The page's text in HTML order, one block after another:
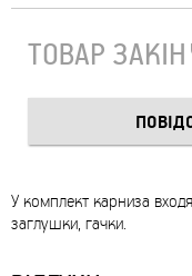
ТОВАР
У комплект карниза
заглушки, гачки.